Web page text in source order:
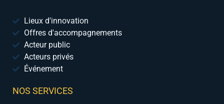
Lieux d'innovation
Offres d'accompagnements
Acteur public
Acteurs privés
Événement
NOS SERVICES